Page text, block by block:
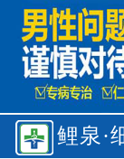
鲤泉·